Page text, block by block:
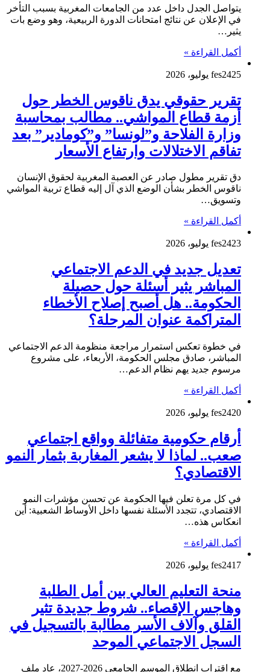
يتواصل الجدل داخل عدد من الجامعات المغربية بسبب التأخر
في الإعلان عن نتائج امتحانات الدورة الربيعية، وهو وضع بات
يثير…
أكمل القراءة »
fes2425 يوليو، 2026
تقرير حقوقي يدق ناقوس الخطر حول
أزمة قطاع المواشي.. مطالب بمحاسبة
وزارة الفلاحة و”لونسا” و”كومادير” بعد
تفاقم الاختلالات وارتفاع الأسعار
دق تقرير مطول صادر عن العصبة المغربية لحقوق الإنسان
ناقوس الخطر بشأن الوضع الذي آل إليه قطاع تربية المواشي
وتسويق…
أكمل القراءة »
fes2423 يوليو، 2026
تعديل جديد في الدعم الاجتماعي
المباشر يثير أسئلة حول حصيلة
الحكومة.. هل أصبح إصلاح الأخطاء
المتراكمة عنوان المرحلة؟
في خطوة تعكس استمرار مراجعة منظومة الدعم الاجتماعي
المباشر، صادق مجلس الحكومة، الأربعاء، على مشروع
مرسوم جديد يهم نظام الدعم…
أكمل القراءة »
fes2420 يوليو، 2026
أرقام حكومية متفائلة وواقع اجتماعي
صعب.. لماذا لا يشعر المغاربة بثمار النمو
الاقتصادي؟
في كل مرة تعلن فيها الحكومة عن تحسن مؤشرات النمو
الاقتصادي، تتجدد الأسئلة نفسها داخل الأوساط الشعبية: أين
انعكاس هذه…
أكمل القراءة »
fes2417 يوليو، 2026
منحة التعليم العالي بين أمل الطلبة
وهاجس الإقصاء.. شروط جديدة تثير
القلق وآلاف الأسر مطالبة بالتسجيل في
السجل الاجتماعي الموحد
مع اقتراب انطلاق الموسم الجامعي 2026-2027، عاد ملف